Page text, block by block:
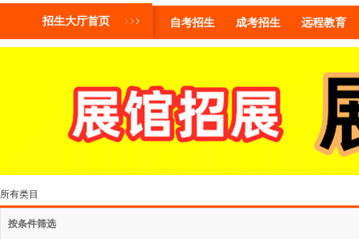
招生大厅首页 自考招生 成考招生 远程教育
所有类目
按条件筛选